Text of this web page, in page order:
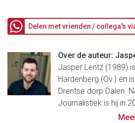
Delen met vrienden / collega's
Over de auteur:
Jasper Lentz (1989)
Hardenberg (Ov.) en
Drentse dorp Dalen.
Journalistiek is hij in